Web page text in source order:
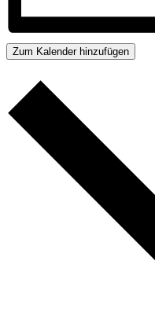
Zum Kalender hinzufügen